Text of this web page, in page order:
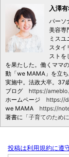
入澤
パーソ
美容専
ミス
スタイ
ストを
を果たした。働くママ
動「we MAMA」を立
実施中。法政大卒。37歳
ブログ https://
ホームページ https://
we MAMA https://
著書に 「子育てのため